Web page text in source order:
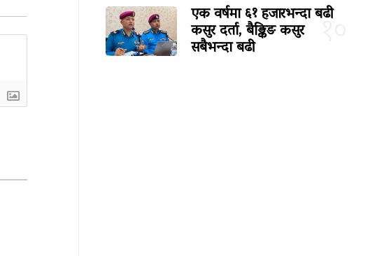
१०
एक वर्षमा ६१ हजारभन्दा बढी
कसुर दर्ता, बैङ्किङ कसुर
सबैभन्दा बढी